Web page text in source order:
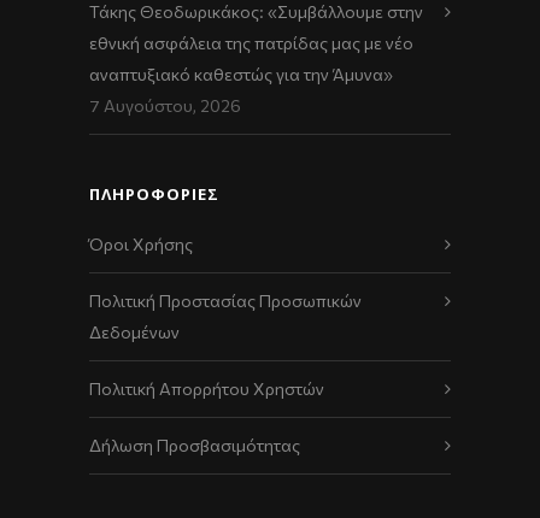
Τάκης Θεοδωρικάκος: «Συμβάλλουμε στην
εθνική ασφάλεια της πατρίδας μας με νέο
αναπτυξιακό καθεστώς για την Άμυνα»
7 Αυγούστου, 2026
ΠΛΗΡΟΦΟΡΙΕΣ
Όροι Χρήσης
Πολιτική Προστασίας Προσωπικών
Δεδομένων
Πολιτική Απορρήτου Χρηστών
Δήλωση Προσβασιμότητας